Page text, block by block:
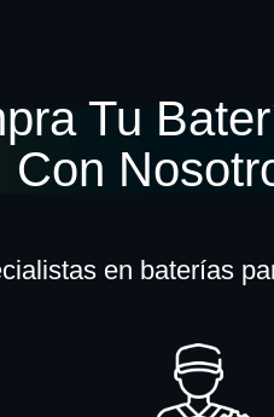
Tu
Con
en baterías